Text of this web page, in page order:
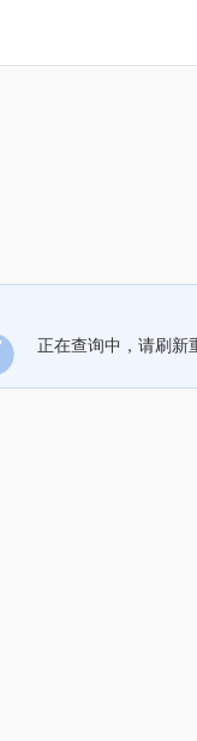
正在查询中，请刷新